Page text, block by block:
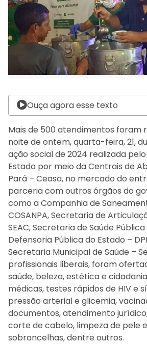
Ouça agora esse texto
Mais de 500 atendimentos foram
noite de ontem, quarta-feira, 21,
ação social de 2024 realizada
Estado por meio da Centrais de
Pará – Ceasa, no mercado do
parceria com outros órgãos do
como a Companhia de
COSANPA, Secretaria de
SEAC, Secretaria de Saúde Pública
Defensoria Pública do Estado –
Secretaria Municipal de Saúde –
profissionais liberais, foram
saúde, beleza, estética e
médicas, testes rápidos de HIV e
pressão arterial e glicemia,
documentos, atendimento
corte de cabelo, limpeza de pele
sobrancelhas, dentre outros.